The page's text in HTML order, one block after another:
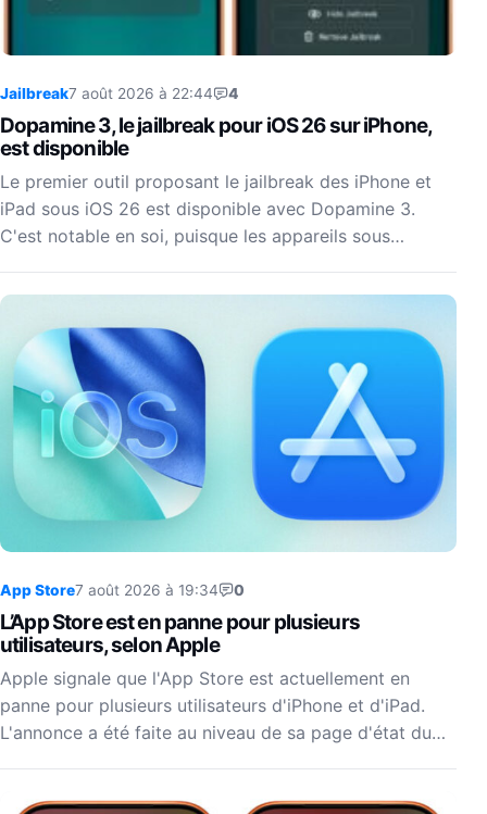
Jailbreak7 août 2026 à 22:44 4
Dopamine 3, le jailbreak pour iOS 26 sur iPhone,
est disponible
Le premier outil proposant le jailbreak des iPhone et
iPad sous iOS 26 est disponible avec Dopamine 3.
C'est notable en soi, puisque les appareils sous…
App Store7 août 2026 à 19:34 0
L’App Store est en panne pour plusieurs
utilisateurs, selon Apple
Apple signale que l'App Store est actuellement en
panne pour plusieurs utilisateurs d'iPhone et d'iPad.
L'annonce a été faite au niveau de sa page d'état du…